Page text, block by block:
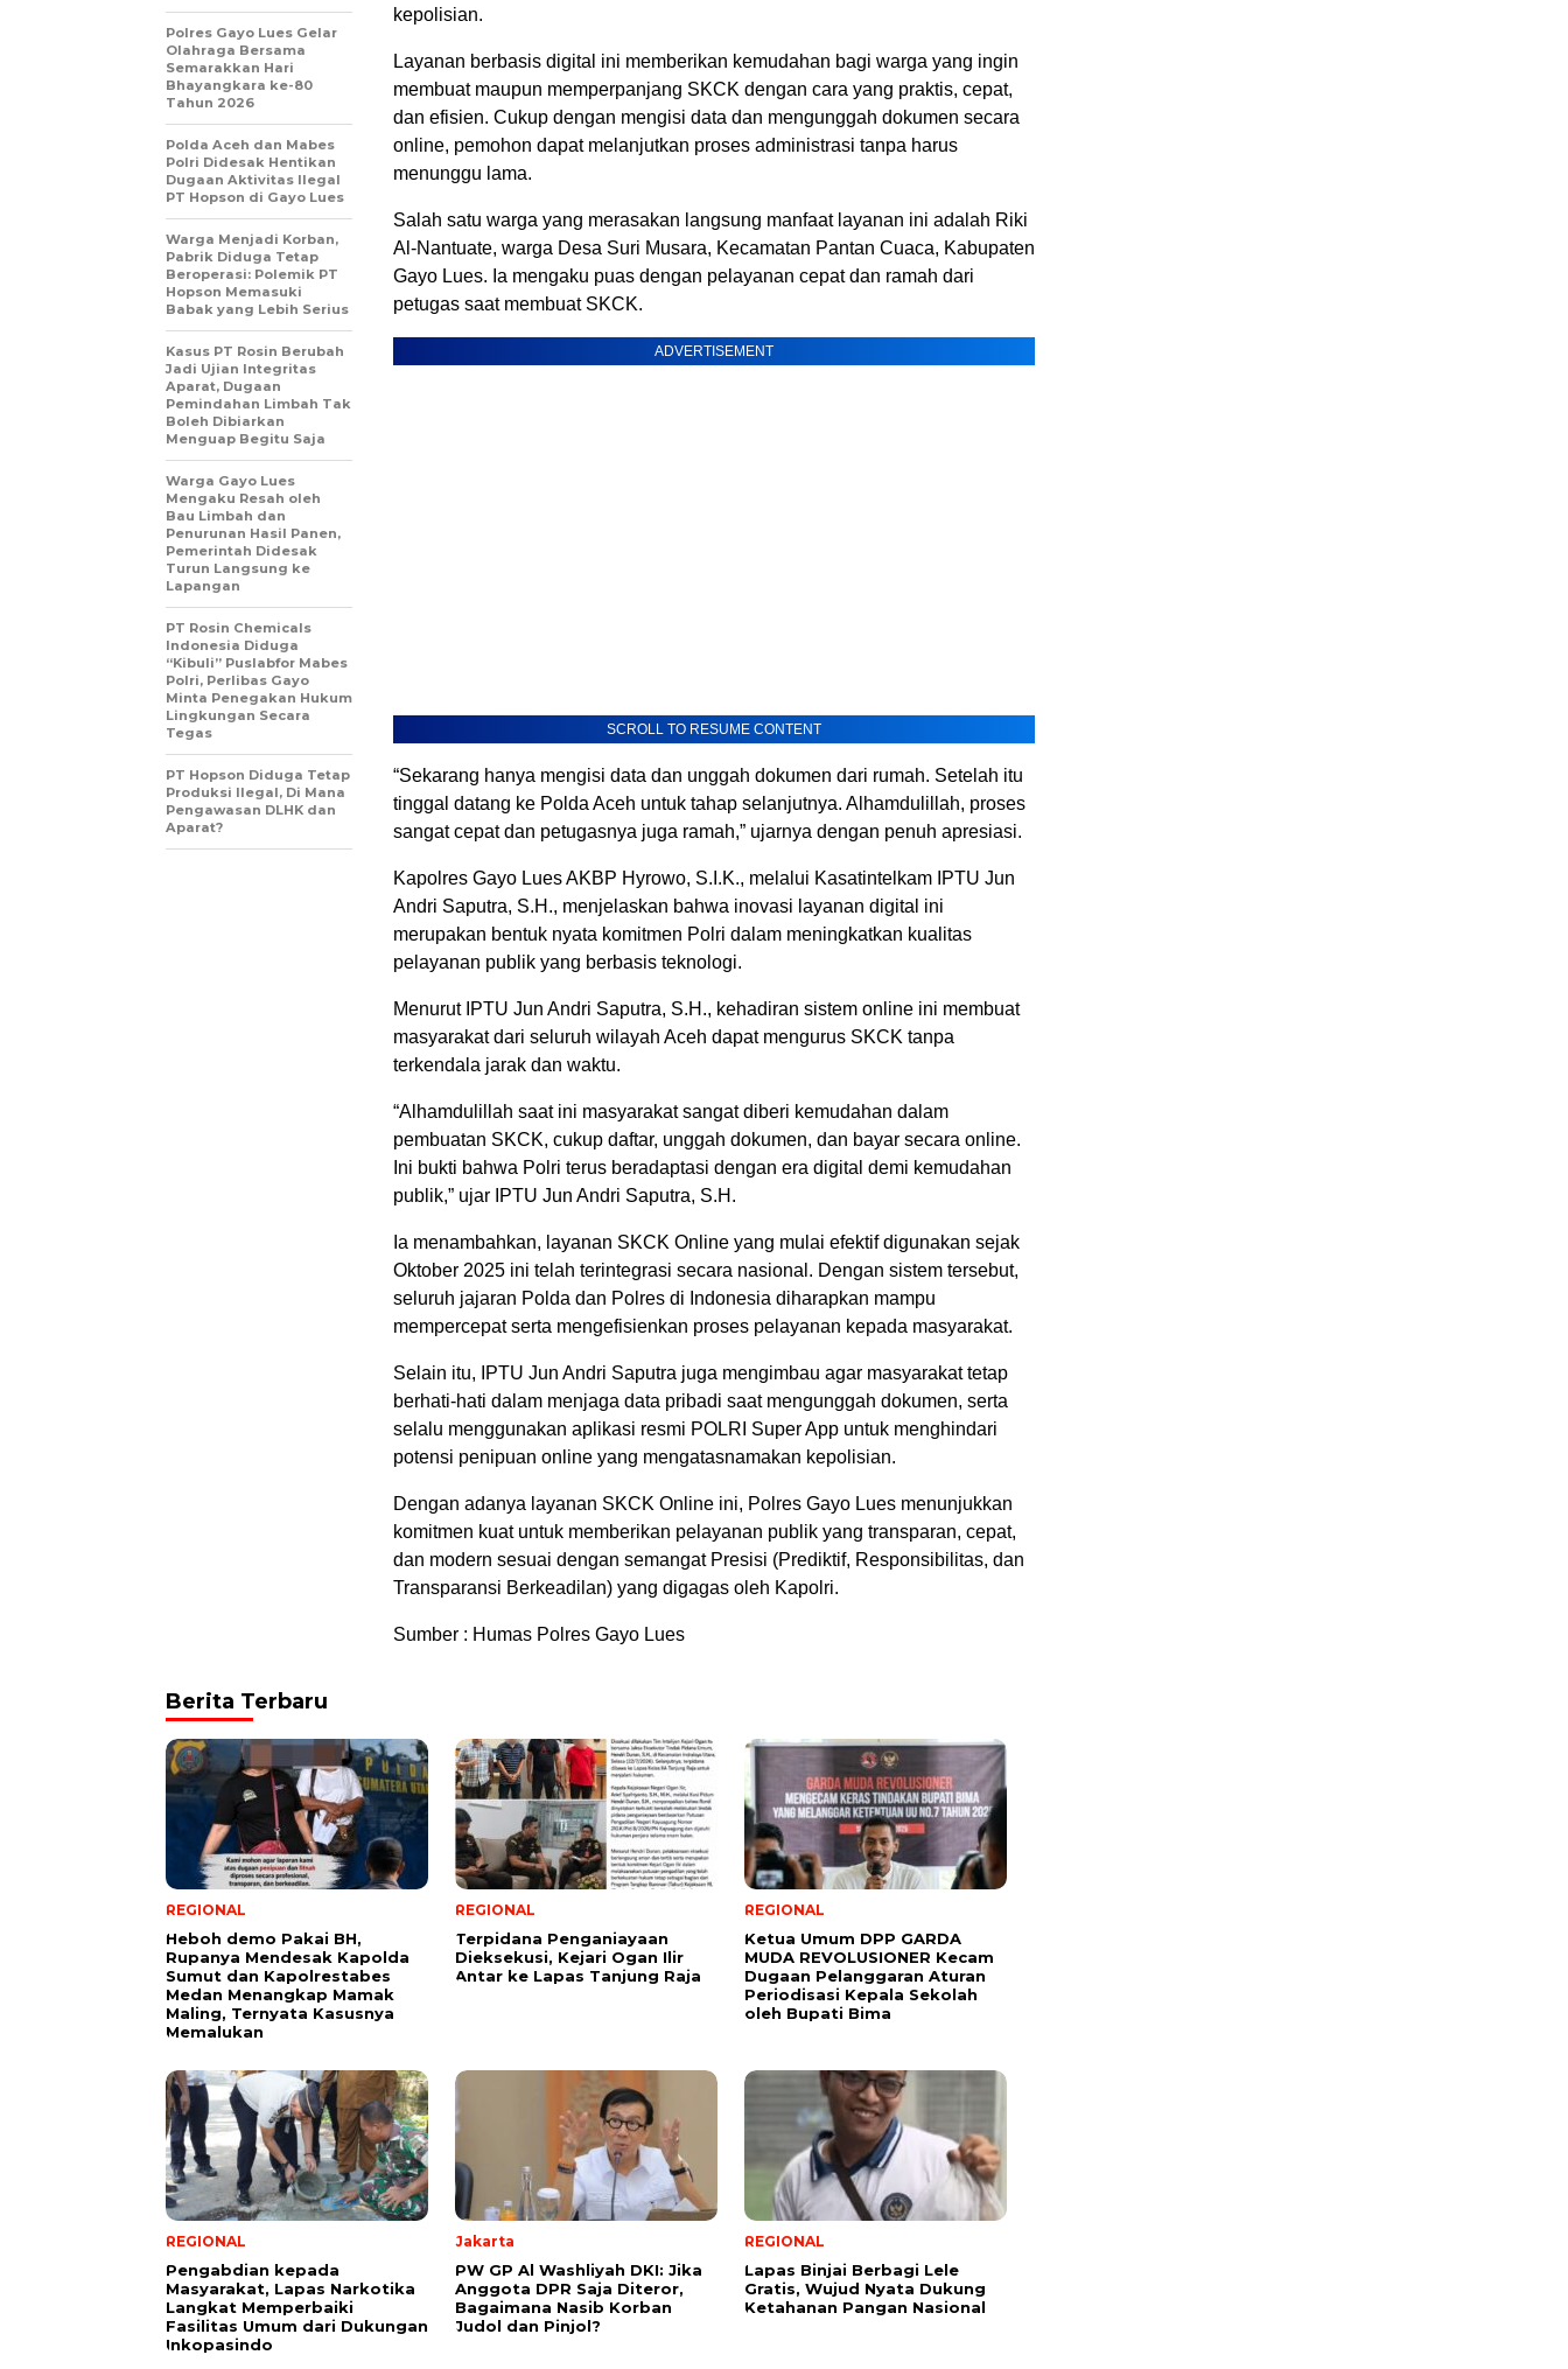
kepolisian.
Layanan berbasis digital ini memberikan kemudahan bagi warga yang ingin
membuat maupun memperpanjang SKCK dengan cara yang praktis, cepat,
dan efisien. Cukup dengan mengisi data dan mengunggah dokumen secara
online, pemohon dapat melanjutkan proses administrasi tanpa harus
menunggu lama.
Salah satu warga yang merasakan langsung manfaat layanan ini adalah Riki
Al-Nantuate, warga Desa Suri Musara, Kecamatan Pantan Cuaca, Kabupaten
Gayo Lues. Ia mengaku puas dengan pelayanan cepat dan ramah dari
petugas saat membuat SKCK.
ADVERTISEMENT
SCROLL TO RESUME CONTENT
“Sekarang hanya mengisi data dan unggah dokumen dari rumah. Setelah itu
tinggal datang ke Polda Aceh untuk tahap selanjutnya. Alhamdulillah, proses
sangat cepat dan petugasnya juga ramah,” ujarnya dengan penuh apresiasi.
Kapolres Gayo Lues AKBP Hyrowo, S.I.K., melalui Kasatintelkam IPTU Jun
Andri Saputra, S.H., menjelaskan bahwa inovasi layanan digital ini
merupakan bentuk nyata komitmen Polri dalam meningkatkan kualitas
pelayanan publik yang berbasis teknologi.
Menurut IPTU Jun Andri Saputra, S.H., kehadiran sistem online ini membuat
masyarakat dari seluruh wilayah Aceh dapat mengurus SKCK tanpa
terkendala jarak dan waktu.
“Alhamdulillah saat ini masyarakat sangat diberi kemudahan dalam
pembuatan SKCK, cukup daftar, unggah dokumen, dan bayar secara online.
Ini bukti bahwa Polri terus beradaptasi dengan era digital demi kemudahan
publik,” ujar IPTU Jun Andri Saputra, S.H.
Ia menambahkan, layanan SKCK Online yang mulai efektif digunakan sejak
Oktober 2025 ini telah terintegrasi secara nasional. Dengan sistem tersebut,
seluruh jajaran Polda dan Polres di Indonesia diharapkan mampu
mempercepat serta mengefisienkan proses pelayanan kepada masyarakat.
Selain itu, IPTU Jun Andri Saputra juga mengimbau agar masyarakat tetap
berhati-hati dalam menjaga data pribadi saat mengunggah dokumen, serta
selalu menggunakan aplikasi resmi POLRI Super App untuk menghindari
potensi penipuan online yang mengatasnamakan kepolisian.
Dengan adanya layanan SKCK Online ini, Polres Gayo Lues menunjukkan
komitmen kuat untuk memberikan pelayanan publik yang transparan, cepat,
dan modern sesuai dengan semangat Presisi (Prediktif, Responsibilitas, dan
Transparansi Berkeadilan) yang digagas oleh Kapolri.
Sumber : Humas Polres Gayo Lues
Polres Gayo Lues Gelar
Olahraga Bersama
Semarakkan Hari
Bhayangkara ke-80
Tahun 2026
Polda Aceh dan Mabes
Polri Didesak Hentikan
Dugaan Aktivitas Ilegal
PT Hopson di Gayo Lues
Warga Menjadi Korban,
Pabrik Diduga Tetap
Beroperasi: Polemik PT
Hopson Memasuki
Babak yang Lebih Serius
Kasus PT Rosin Berubah
Jadi Ujian Integritas
Aparat, Dugaan
Pemindahan Limbah Tak
Boleh Dibiarkan
Menguap Begitu Saja
Warga Gayo Lues
Mengaku Resah oleh
Bau Limbah dan
Penurunan Hasil Panen,
Pemerintah Didesak
Turun Langsung ke
Lapangan
PT Rosin Chemicals
Indonesia Diduga
“Kibuli” Puslabfor Mabes
Polri, Perlibas Gayo
Minta Penegakan Hukum
Lingkungan Secara
Tegas
PT Hopson Diduga Tetap
Produksi Ilegal, Di Mana
Pengawasan DLHK dan
Aparat?
Berita Terbaru
REGIONAL
Heboh demo Pakai BH,
Rupanya Mendesak Kapolda
Sumut dan Kapolrestabes
Medan Menangkap Mamak
Maling, Ternyata Kasusnya
Memalukan
REGIONAL
Terpidana Penganiayaan
Dieksekusi, Kejari Ogan Ilir
Antar ke Lapas Tanjung Raja
REGIONAL
Ketua Umum DPP GARDA
MUDA REVOLUSIONER Kecam
Dugaan Pelanggaran Aturan
Periodisasi Kepala Sekolah
oleh Bupati Bima
REGIONAL
Pengabdian kepada
Masyarakat, Lapas Narkotika
Langkat Memperbaiki
Fasilitas Umum dari Dukungan
Inkopasindo
Jakarta
PW GP Al Washliyah DKI: Jika
Anggota DPR Saja Diteror,
Bagaimana Nasib Korban
Judol dan Pinjol?
REGIONAL
Lapas Binjai Berbagi Lele
Gratis, Wujud Nyata Dukung
Ketahanan Pangan Nasional